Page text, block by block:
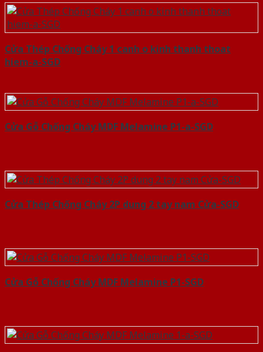
Cửa Thép Chống Cháy 1 canh o kinh thanh thoat
hiem-a-SGD
Cửa Gỗ Chống Cháy MDF Melamine P1-a-SGD
Cửa Thép Chống Cháy 2P dung 2 tay nam Cửa-SGD
Cửa Gỗ Chống Cháy MDF Melamine P1-SGD